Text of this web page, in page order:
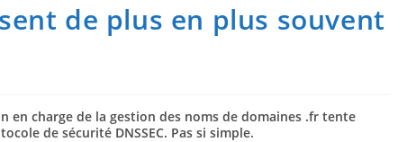
de plus en plus souvent
en charge de la gestion des noms de domaines .fr tente
de sécurité DNSSEC. Pas si simple.